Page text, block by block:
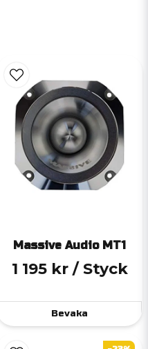
Massive Audio MT1
1 195 kr / Styck
Bevaka